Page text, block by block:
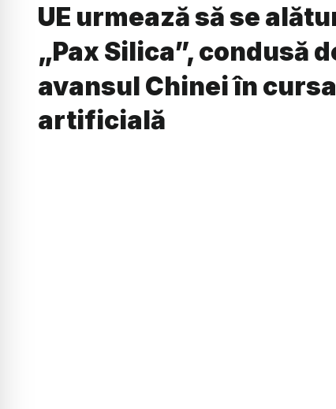
UE urmează să se
„Pax Silica”, condusă
avansul Chinei în
artificială